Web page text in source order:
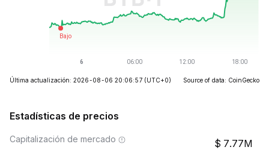
Última actualización: 2026-08-06 20:06:57 (UTC+0) Source of data: CoinGecko
Estadísticas de precios
Capitalización de mercado 7.77M